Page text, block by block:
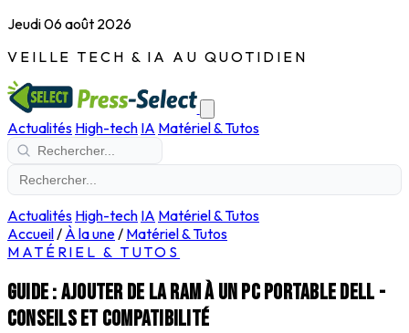
Jeudi 06 août 2026
VEILLE TECH & IA AU QUOTIDIEN
Actualités High-tech IA Matériel & Tutos
Actualités High-tech IA Matériel & Tutos
Accueil/ À la une/ Matériel & Tutos
MATÉRIEL & TUTOS
Guide : Ajouter de la RAM à un PC portable Dell -
Conseils et compatibilité